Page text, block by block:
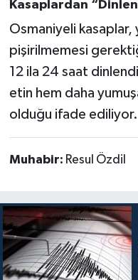
Kasaplardan
Osmaniyeli kasaplar,
pişirilmemesi
12 ila 24 saat
etin hem daha
olduğu ifade ediliyor.
Muhabir: Resul Özdil